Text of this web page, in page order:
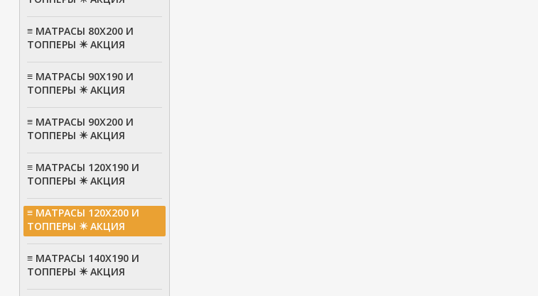
≡ МАТРАСЫ 80Х200 И
ТОППЕРЫ ✴️ АКЦИЯ
≡ МАТРАСЫ 90Х190 И
ТОППЕРЫ ✴️ АКЦИЯ
≡ МАТРАСЫ 90Х200 И
ТОППЕРЫ ✴️ АКЦИЯ
≡ МАТРАСЫ 120Х190 И
ТОППЕРЫ ✴️ АКЦИЯ
≡ МАТРАСЫ 120Х200 И
ТОППЕРЫ ✴️ АКЦИЯ
≡ МАТРАСЫ 140Х190 И
ТОППЕРЫ ✴️ АКЦИЯ